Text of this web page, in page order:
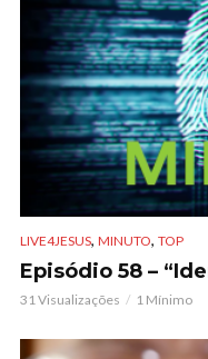
LIVE4JESUS, MINUTO, TOP
Episódio 58 –
31 Visualizações 1 Mínimo